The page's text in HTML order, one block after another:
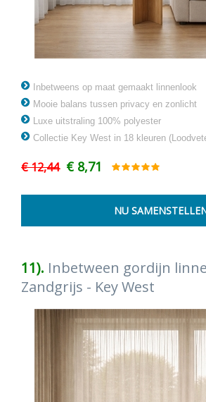
Inbetweens op maat gemaakt linnenlook
Mooie balans tussen privacy en zonlicht
Luxe uitstraling 100% polyester
Collectie Key West in 18 kleuren
€ 12,44 € 8,71
11). Inbetween gordijn
Zandgrijs - Key West